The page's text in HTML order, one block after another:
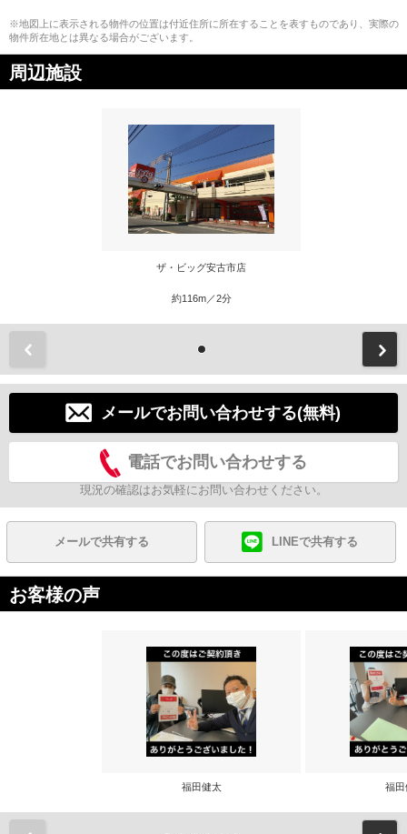
※地図上に表示される物件の位置は付近住所に所在することを表すものであり、実際の
物件所在地とは異なる場合がございます。
周辺施設
ザ・ビッグ安古市店
約116m／2分
メールでお問い合わせする(無料)
電話でお問い合わせする
現況の確認はお気軽にお問い合わせください。
メールで共有する LINEで共有する
お客様の声
福田健太 福田